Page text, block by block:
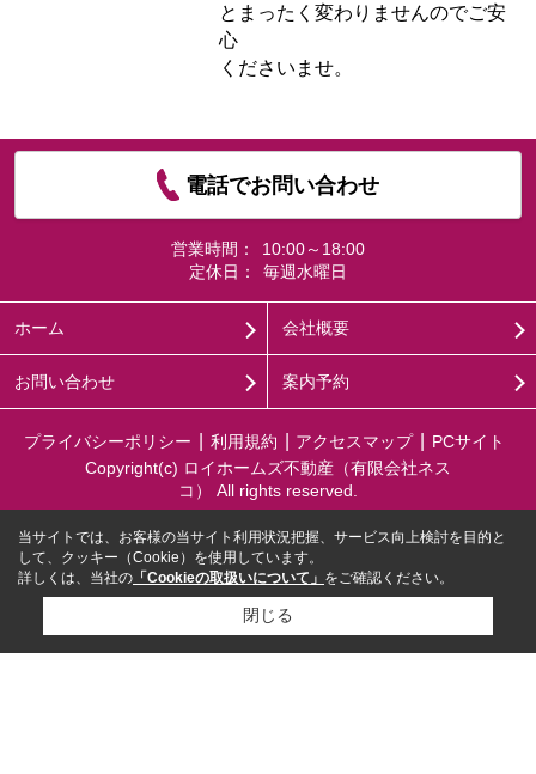
とまったく変わりませんのでご安
心
くださいませ。
電話でお問い合わせ
営業時間：
10:00～18:00
定休日：
毎週水曜日
ホーム 会社概要
お問い合わせ 案内予約
プライバシーポリシー 利用規約 アクセスマップ
PCサイト
Copyright(c) ロイホームズ不動産（有限会社ネス
コ） All rights reserved.
当サイトでは、お客様の当サイト利用状況把握、サービス向上検討を目的と
して、クッキー（Cookie）を使用しています。
詳しくは、当社の 「Cookieの取扱いについて」 をご確認ください。
閉じる